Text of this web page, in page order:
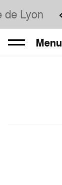
de Lyon
Menu